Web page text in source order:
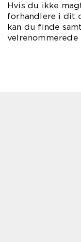
Hvis du ikke
forhandlere i dit
kan du finde